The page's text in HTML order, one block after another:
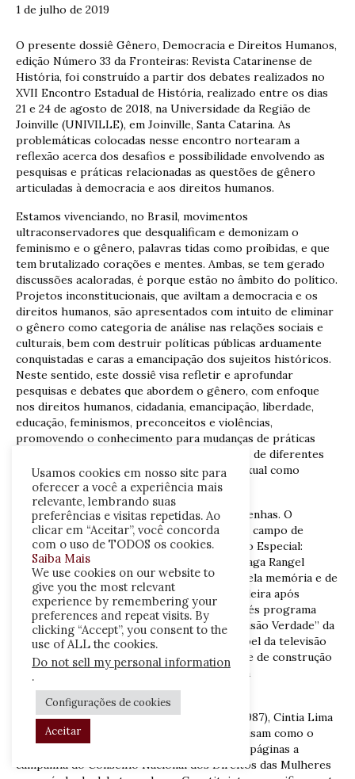
1 de julho de 2019
O presente dossiê Gênero, Democracia e Direitos Humanos,
edição Número 33 da Fronteiras: Revista Catarinense de
História, foi construído a partir dos debates realizados no
XVII Encontro Estadual de História, realizado entre os dias
21 e 24 de agosto de 2018, na Universidade da Região de
Joinville (UNIVILLE), em Joinville, Santa Catarina. As
problemáticas colocadas nesse encontro nortearam a
reflexão acerca dos desafios e possibilidade envolvendo as
pesquisas e práticas relacionadas as questões de gênero
articuladas à democracia e aos direitos humanos.
Estamos vivenciando, no Brasil, movimentos
ultraconservadores que desqualificam e demonizam o
feminismo e o gênero, palavras tidas como proibidas, e que
tem brutalizado corações e mentes. Ambas, se tem gerado
discussões acaloradas, é porque estão no âmbito do político.
Projetos inconstitucionais, que aviltam a democracia e os
direitos humanos, são apresentados com intuito de eliminar
o gênero como categoria de análise nas relações sociais e
culturais, bem com destruir políticas públicas arduamente
conquistadas e caras a emancipação dos sujeitos históricos.
Neste sentido, este dossiê visa refletir e aprofundar
pesquisas e debates que abordem o gênero, com enfoque
nos direitos humanos, cidadania, emancipação, liberdade,
educação, feminismos, preconceitos e violências,
promovendo o conhecimento para mudanças de práticas
discriminatórias, reconhecendo as mulheres de diferentes
gerações, raça, etnia, gênero, orientação sexual como
sujeitos de direitos.
O Dossiê é formado sete artigos e duas resenhas. O
primeiro artigo, intitulado A televisão como campo de
memória e representação social: Documento Especial:
Televisão Verdade (1989 – 1995) de Lucas Braga Rangel
Villela, procura problematizar as disputas pela memória e de
representação a respeito da realidade brasileira após
Ditadura Civil-militar. O autor discute, através programa
telejornalístico “Documento Especial: Televisão Verdade” da
emissora de televisão Rede Manchete, o papel da televisão
como instrumento de representação social e de construção
de memória coletiva no Brasil no período da
redemocratização.
No artigo Mulherio na Constituinte (1985-1987), Cintia Lima
Crescêncio e Renata Cavazzana da Silva analisam como o
jornal Mulherio (1981-1988) pautou em suas páginas a
campanha do Conselho Nacional dos Direitos das Mulheres
Usamos cookies em nosso site para
oferecer a você a experiência mais
relevante, lembrando suas
preferências e visitas repetidas. Ao
clicar em “Aceitar”, você concorda
com o uso de TODOS os cookies.
Saiba Mais
We use cookies on our website to
give you the most relevant
experience by remembering your
preferences and repeat visits. By
clicking “Accept”, you consent to the
use of ALL the cookies.
Do not sell my personal information
.
Configurações de cookies
Aceitar